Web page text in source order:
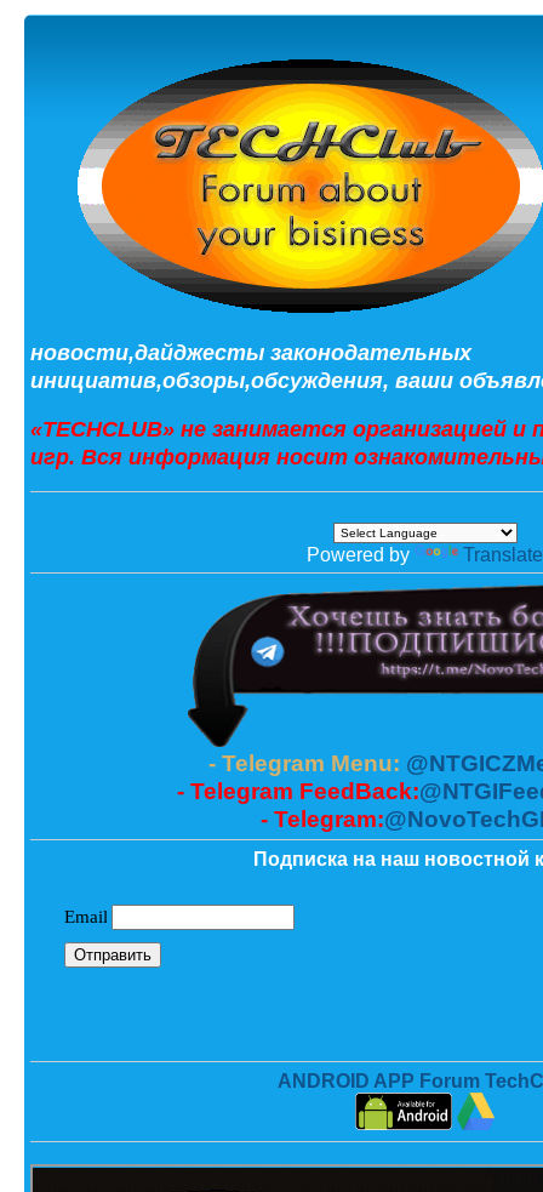
новости,дайджесты законодательных
инициатив,обзоры,обсуждения, ваши
«TECHCLUB» не занимается организацией
игр. Вся информация носит
Powered by Translate
- Telegram Menu:
- Telegram FeedBack:
- Telegram:
Подписка на наш новостной
ANDROID APP Forum